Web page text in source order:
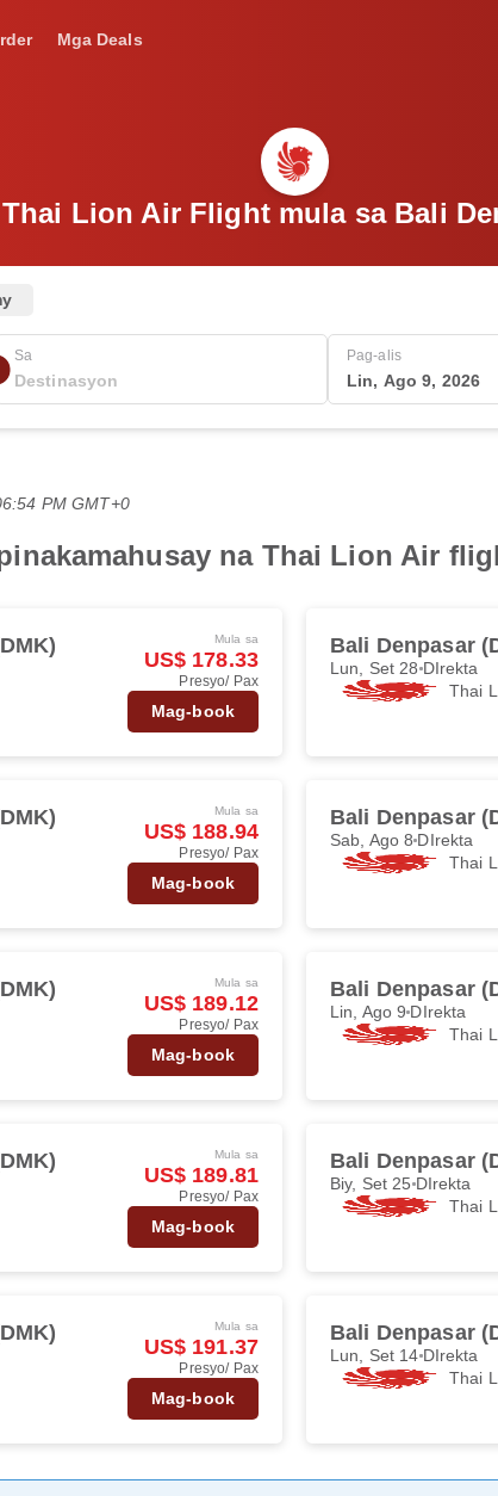
Mga Deals
Thai Lion Air Flight mula sa Bali
Sa Pag-alis
Lin, Ago 9, 2026
PM GMT+0
na Thai Lion Air
Mula sa
US$ 178.33
Presyo/ Pax
Mag-book
Bali Denpasar
Lun, Set 28 DIrekta
Thai
Mula sa
US$ 188.94
Presyo/ Pax
Mag-book
Bali Denpasar
Sab, Ago 8 DIrekta
Thai
Mula sa
US$ 189.12
Presyo/ Pax
Mag-book
Bali Denpasar
Lin, Ago 9 DIrekta
Thai
Mula sa
US$ 189.81
Presyo/ Pax
Mag-book
Bali Denpasar
Biy, Set 25 DIrekta
Thai
Mula sa
US$ 191.37
Presyo/ Pax
Mag-book
Bali Denpasar
Lun, Set 14 DIrekta
Thai